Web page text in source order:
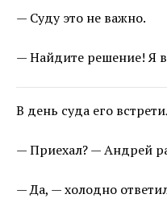
— Суду это не важно.
— Найдите решение! Я
В день суда его
— Приехал? — Андрей
— Да, — холодно